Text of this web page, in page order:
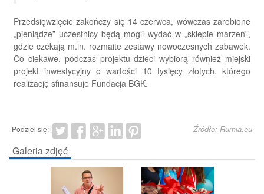
Przedsięwzięcie zakończy się 14 czerwca, wówczas zarobione
„pieniądze” uczestnicy będą mogli wydać w „sklepie marzeń”,
gdzie czekają m.in. rozmaite zestawy nowoczesnych zabawek.
Co ciekawe, podczas projektu dzieci wybiorą również miejski
projekt inwestycyjny o wartości 10 tysięcy złotych, którego
realizację sfinansuje Fundacja BGK.
Podziel się: Źródło: Rumia.eu
Galeria zdjęć